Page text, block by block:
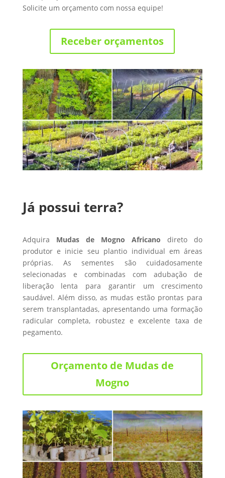
Solicite um orçamento com nossa equipe!
Receber orçamentos
Já possui terra?
Adquira Mudas de Mogno Africano direto do
produtor e inicie seu plantio individual em áreas
próprias. As sementes são cuidadosamente
selecionadas e combinadas com adubação de
liberação lenta para garantir um crescimento
saudável. Além disso, as mudas estão prontas para
serem transplantadas, apresentando uma formação
radicular completa, robustez e excelente taxa de
pegamento.
Orçamento de Mudas de
Mogno